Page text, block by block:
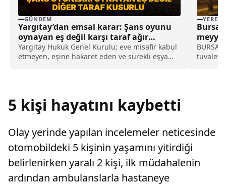
GÜNDEM
Yargıtay’dan emsal karar: Şans oyunu
oynayan eş değil karşı taraf ağır
kusurlu sayıldı
Yargıtay Hukuk Genel Kurulu; eve misafir kabul
etmeyen, eşine hakaret eden ve sürekli eşya
YEREL
BURSA
5 kişi hayatını kaybetti
Olay yerinde yapılan incelemeler neticesinde
otomobildeki 5 kişinin yaşamını yitirdiği
belirlenirken yaralı 2 kişi, ilk müdahalenin
ardından ambulanslarla hastaneye